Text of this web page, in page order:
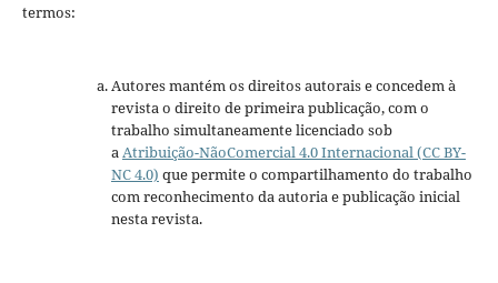
termos:
Autores mantém os direitos autorais e concedem à
revista o direito de primeira publicação, com o
trabalho simultaneamente licenciado sob
aAtribuição-NãoComercial 4.0 Internacional (CC BY-
NC 4.0) que permite o compartilhamento do trabalho
com reconhecimento da autoria e publicação inicial
nesta revista.